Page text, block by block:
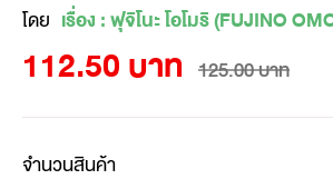
โดย เรื่อง : ฟุจิโนะ โอโมริ (FUJINO
112.50 บาท 125.00 บาท
จำนวนสินค้า